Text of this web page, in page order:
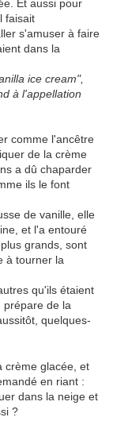
Et aussi pour
faisait
s'amuser à faire
dans la
ice cream",
à l'appellation
comme l'ancêtre
de la crème
a dû chaparder
ils le font
de vanille, elle
et l'a entouré
grands, sont
à tourner la
qu'ils étaient
de la
quelques-
crème glacée, et
en riant :
dans la neige et
?